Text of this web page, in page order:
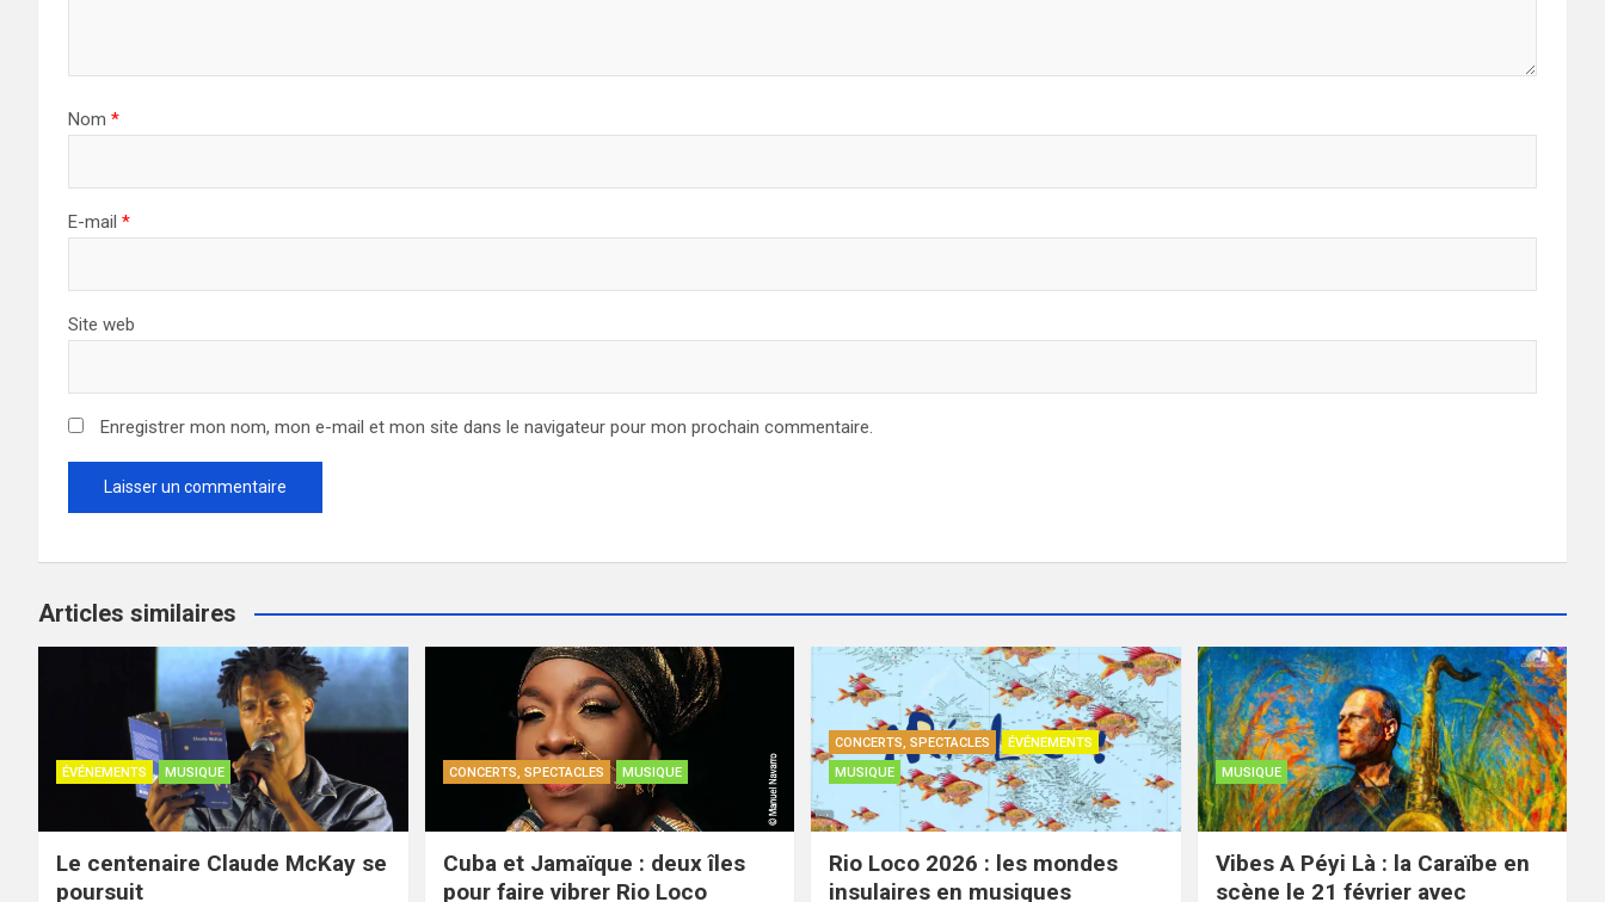
Nom *
E-mail *
Site web
Enregistrer mon nom, mon e-mail et mon site dans le navigateur pour mon prochain commentaire.
Articles similaires
ÉVÉNEMENTS MUSIQUE
Le centenaire Claude McKay se
poursuit
CONCERTS, SPECTACLES MUSIQUE
Cuba et Jamaïque : deux îles
pour faire vibrer Rio Loco
CONCERTS, SPECTACLES
ÉVÉNEMENTS
MUSIQUE
Rio Loco 2026 : les mondes
insulaires en musiques
MUSIQUE
Vibes A Péyi Là : la Caraïbe en
scène le 21 février avec